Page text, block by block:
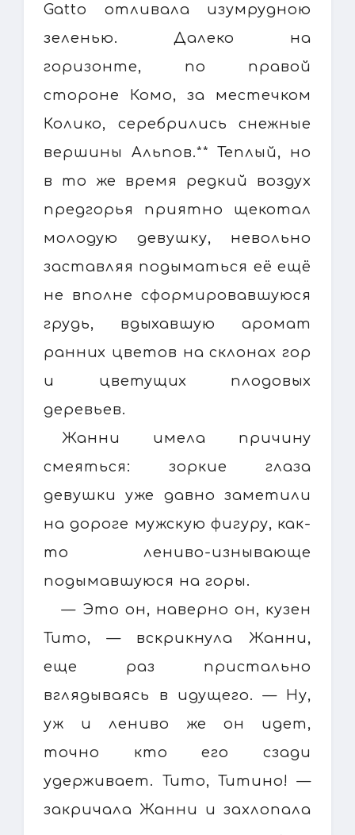
Gatto отливала изумрудною
зеленью. Далеко на
горизонте, по правой
стороне Комо, за местечком
Колико, серебрились снежные
вершины Альпов.** Теплый, но
в то же время редкий воздух
предгорья приятно щекотал
молодую девушку, невольно
заставляя подыматься её ещё
не вполне сформировавшуюся
грудь, вдыхавшую аромат
ранних цветов на склонах гор
и цветущих плодовых
деревьев.
Жанни имела причину
смеяться: зоркие глаза
девушки уже давно заметили
на дороге мужскую фигуру, как-
то лениво-изнывающе
подымавшуюся на горы.
— Это он, наверно он, кузен
Тито, — вскрикнула Жанни,
еще раз пристально
вглядываясь в идущего. — Ну,
уж и лениво же он идет,
точно кто его сзади
удерживает. Тито, Титино! —
закричала Жанни и захлопала